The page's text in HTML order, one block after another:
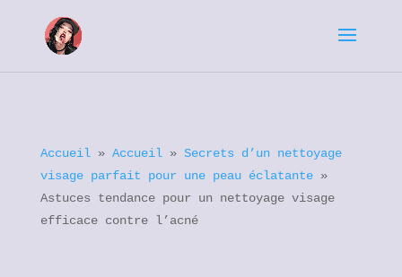
Accueil» Accueil» Secrets d’un nettoyage
visage parfait pour une peau éclatante»
Astuces tendance pour un nettoyage visage
efficace contre l’acné